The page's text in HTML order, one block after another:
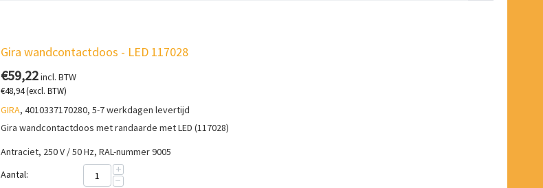
Gira wandcontactdoos - LED 117028
€59,22incl. BTW
€48,94(excl. BTW)
GIRA, 4010337170280, 5-7 werkdagen levertijd
Gira wandcontactdoos met randaarde met LED (117028)
Antraciet, 250 V / 50 Hz, RAL-nummer 9005
Aantal:
+
−